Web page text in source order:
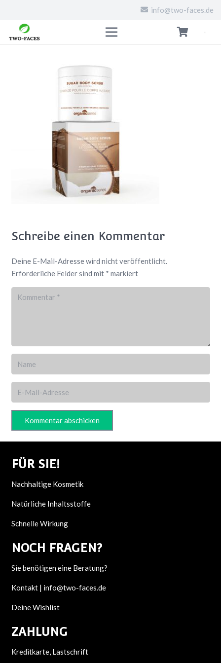
info@two-faces.de
Schreibe einen Kommentar
Deine E-Mail-Adresse wird nicht veröffentlicht.
Erforderliche Felder sind mit * markiert
Kommentar abschicken
FÜR SIE!
Nachhaltige Kosmetik
Natürliche Inhaltsstoffe
Schnelle Wirkung
NOCH FRAGEN?
Sie benötigen eine Beratung?
Kontakt | info@two-faces.de
Deine Wishlist
ZAHLUNG
Kreditkarte, Lastschrift